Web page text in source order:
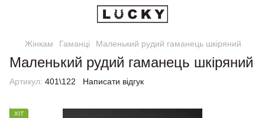
Жінкам Гаманці Маленький рудий гаманець шкіряний
Маленький рудий гаманець шкіряний
Артикул: 401\122 Написати відгук
ХІТ